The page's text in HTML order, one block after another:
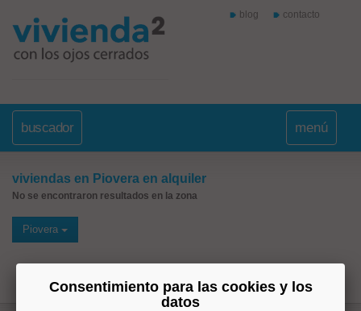
blog contacto
buscador menú
viviendas en Piovera en alquiler
No se encontraron resultados en la zona
Piovera
Consentimiento para las cookies y los
datos